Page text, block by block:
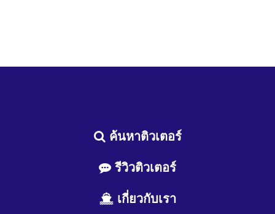
ค้นหาติวเตอร์
รีวิวติวเตอร์
เกี่ยวกับเรา